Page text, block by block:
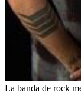
La banda de rock